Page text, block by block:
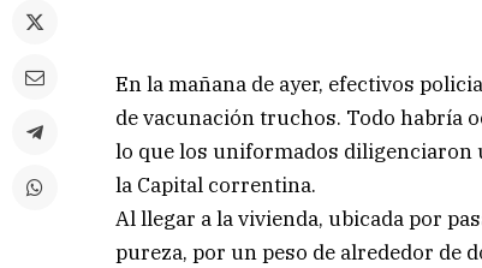
En la mañana de ayer, efectivos
de vacunación truchos. Todo habría
lo que los uniformados diligenciaron
la Capital correntina.
Al llegar a la vivienda, ubicada por
pureza, por un peso de alrededor de